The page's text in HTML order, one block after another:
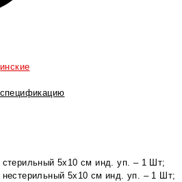
5х10 см инд. уп. – 1 Шт;
5х10 см инд. уп. – 1 Шт;